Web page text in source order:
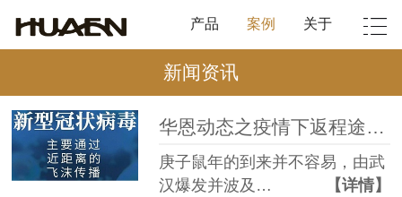
产品 案例 关于
新闻资讯
华恩动态之疫情下返程途中如何保护自己【华恩衣架】
庚子鼠年的到来并不容易，由武
汉爆发并波及…
【详情】